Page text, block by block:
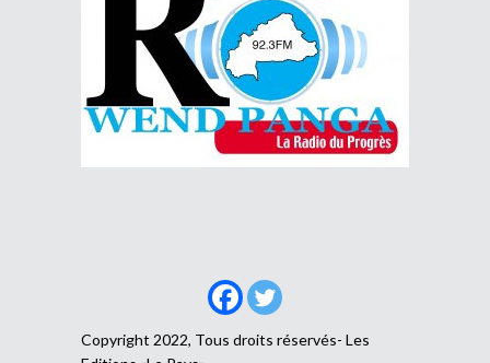
Copyright 2022, Tous droits réservés- Les